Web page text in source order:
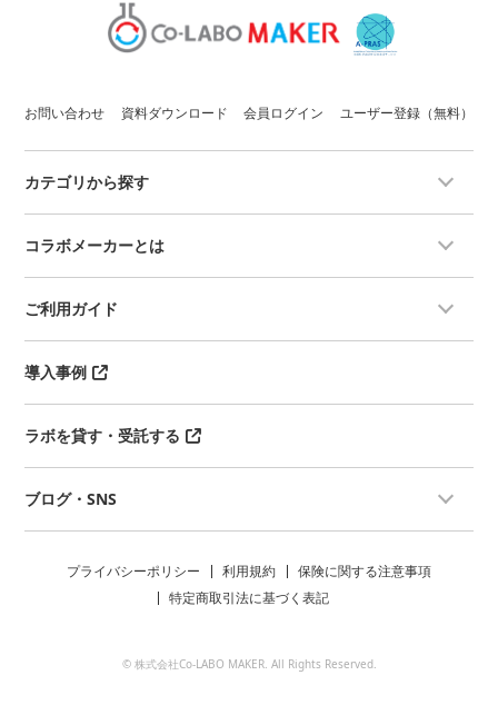
お問い合わせ 資料ダウンロード 会員ログイン ユーザー登録（無料）
カテゴリから探す
コラボメーカーとは
ご利用ガイド
導入事例
ラボを貸す・受託する
ブログ・SNS
プライバシーポリシー 利用規約
保険に関する注意事項
特定商取引法に基づく表記
© 株式会社Co-LABO MAKER. All Rights Reserved.